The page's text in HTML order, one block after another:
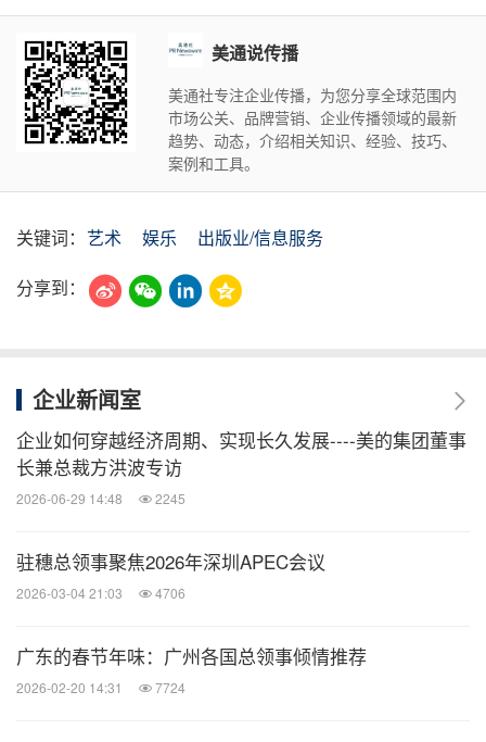
美通说传播
美通社专注企业传播，为您分享全球范围内
市场公关、品牌营销、企业传播领域的最新
趋势、动态，介绍相关知识、经验、技巧、
案例和工具。
关键词： 艺术 娱乐
出版业/信息服务
分享到：
企业新闻室
企业如何穿越经济周期、实现长久发展----美的集团董事
长兼总裁方洪波专访
2026-06-29 14:48 2245
驻穗总领事聚焦2026年深圳APEC会议
2026-03-04 21:03 4706
广东的春节年味：广州各国总领事倾情推荐
2026-02-20 14:31 7724